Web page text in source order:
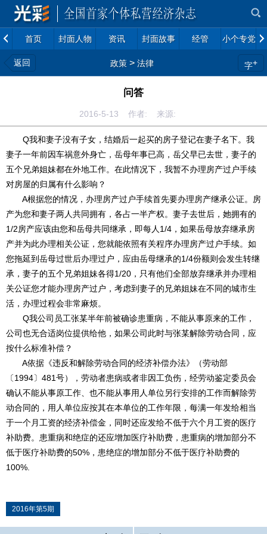
首页 封面人物 资讯 封面故事 经管 小个专党建
返回 政策 > 法律 字+
问答
2016-5-13 作者: 来源:
Q我和妻子没有子女，结婚后一起买的房子登记在妻子名下。我
妻子一年前因车祸意外身亡，岳母年事已高，岳父早已去世，妻子的
五个兄弟姐妹都在外地工作。在此情况下，我暂不办理房产过户手续
对房屋的归属有什么影响？
A根据您的情况，办理房产过户手续首先要办理房产继承公证。房
产为您和妻子两人共同拥有，各占一半产权。妻子去世后，她拥有的
1/2房产应该由您和岳母共同继承，即每人1/4，如果岳母放弃继承房
产并为此办理相关公证，您就能依照有关程序办理房产过户手续。如
您拖延到岳母过世后办理过户，应由岳母继承的1/4份额则会发生转继
承，妻子的五个兄弟姐妹各得1/20，只有他们全部放弃继承并办理相
关公证您才能办理房产过户，考虑到妻子的兄弟姐妹在不同的城市生
活，办理过程会非常麻烦。
Q我公司员工张某半年前被确诊患重病，不能从事原来的工作，
公司也无合适岗位提供给他，如果公司此时与张某解除劳动合同，应
按什么标准补偿？
A依据《违反和解除劳动合同的经济补偿办法》（劳动部
〔1994〕481号），劳动者患病或者非因工负伤，经劳动鉴定委员会
确认不能从事原工作、也不能从事用人单位另行安排的工作而解除劳
动合同的，用人单位应按其在本单位的工作年限，每满一年发给相当
于一个月工资的经济补偿金，同时还应发给不低于六个月工资的医疗
补助费。患重病和绝症的还应增加医疗补助费，患重病的增加部分不
低于医疗补助费的50%，患绝症的增加部分不低于医疗补助费的
100%.
2016年第5期